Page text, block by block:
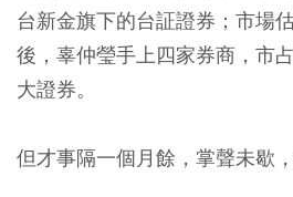
台新金旗下的台証證券；市場
後，辜仲瑩手上四家券商，市
大證券。
但才事隔一個月餘，掌聲未歇